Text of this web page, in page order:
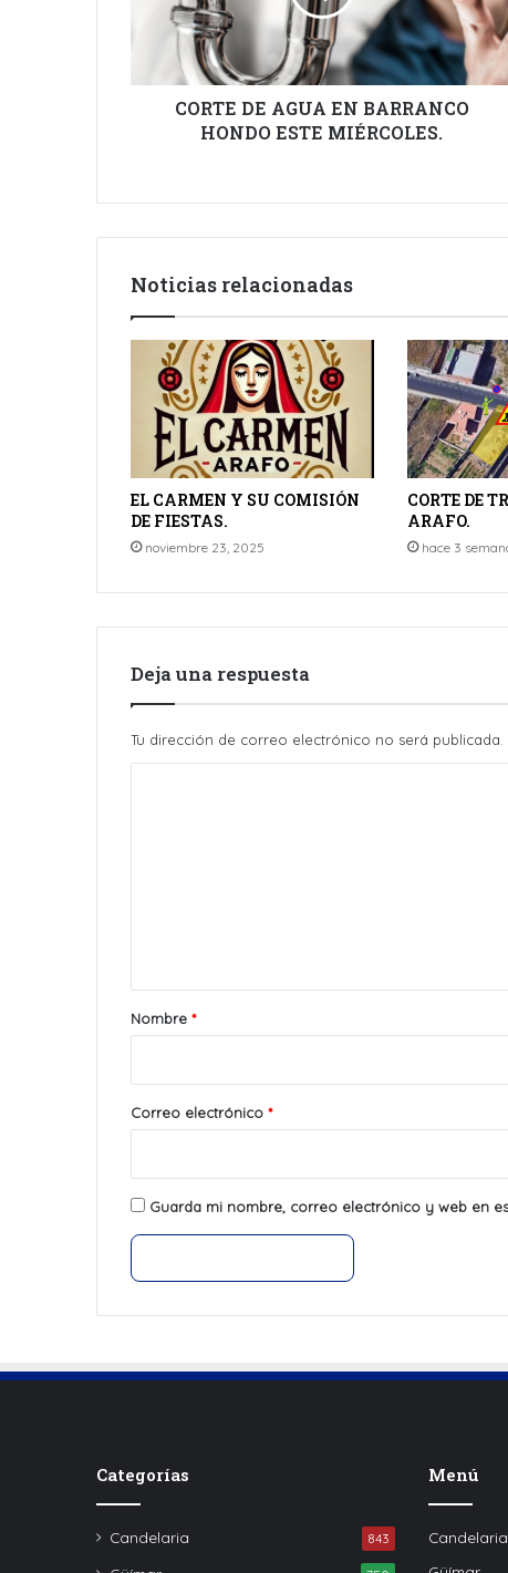
HONDO
MIÉRCOLES.
CORTE DE AGUA EN BARRANCO
HONDO ESTE MIÉRCOLES.
Noticias relacionadas
EL CARMEN Y SU COMISIÓN
DE FIESTAS.
noviembre 23, 2025
CORTE DE
ARAFO.
hace 3
Deja una respuesta
Tu dirección de correo electrónico no será publicada.
r
*
Nombre *
Correo electrónico *
Guarda mi nombre, correo electrónico y web en
Categorías
Candelaria 843
Menú
Candelaria